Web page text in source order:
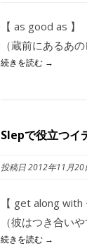
【 as good as
（蔵前にあるあ
続きを読む →
Slepで役立つ
投稿日 2012年11月20
【 get along
（彼はつき合い
続きを読む →